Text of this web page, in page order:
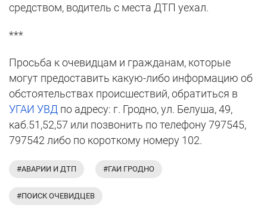
средством, водитель с места ДТП уехал.
***
Просьба к очевидцам и гражданам, которые
могут предоставить какую-либо информацию об
обстоятельствах происшествий, обратиться в
УГАИ УВД по адресу: г. Гродно, ул. Белуша, 49,
каб.51,52,57 или позвонить по телефону 797545,
797542 либо по короткому номеру 102.
#АВАРИИ И ДТП #ГАИ ГРОДНО
#ПОИСК ОЧЕВИДЦЕВ